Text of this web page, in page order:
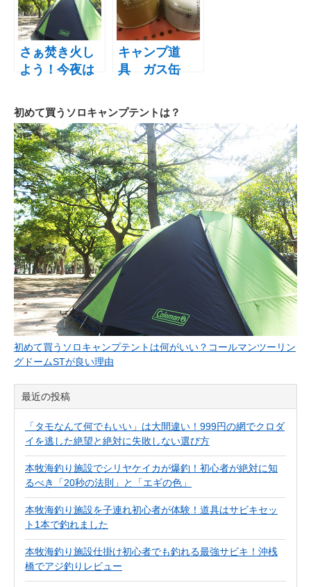
プライベート
でごめんなさ
い キャンプの
聖地 山梨・道
キャンプシリ
ーズが面白い
さぁ焚き火し
よう！今夜は
に突撃だぁ
（の予定）
キャンプ道
具 ガス缶
の違いって何
初めて買うソロキャンプテントは？
初めて買うソロキャンプテントは何がいい？コールマンツーリン
グドームSTが良い理由
最近の投稿
「タモなんて何でもいい」は大間違い！999円の網でクロダ
イを逃した絶望と絶対に失敗しない選び方
本牧海釣り施設でシリヤケイカが爆釣！初心者が絶対に知
るべき「20秒の法則」と「エギの色」
本牧海釣り施設を子連れ初心者が体験！道具はサビキセッ
ト1本で釣れました
本牧海釣り施設仕掛け初心者でも釣れる最強サビキ！沖桟
橋でアジ釣りレビュー